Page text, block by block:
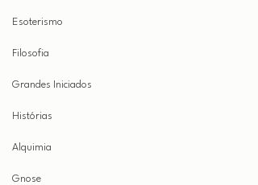
Esoterismo
Filosofia
Grandes Iniciados
Histórias
Alquimia
Gnose